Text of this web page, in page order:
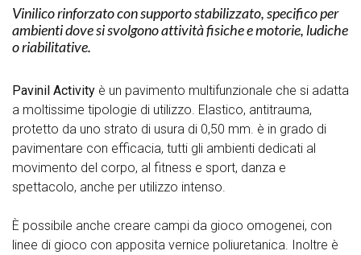
Vinilico rinforzato con supporto stabilizzato, specifico per
ambienti dove si svolgono attività fisiche e motorie, ludiche
o riabilitative.
Pavinil Activity è un pavimento multifunzionale che si adatta
a moltissime tipologie di utilizzo. Elastico, antitrauma,
protetto da uno strato di usura di 0,50 mm. è in grado di
pavimentare con efficacia, tutti gli ambienti dedicati al
movimento del corpo, al fitness e sport, danza e
spettacolo, anche per utilizzo intenso.
È possibile anche creare campi da gioco omogenei, con
linee di gioco con apposita vernice poliuretanica. Inoltre è